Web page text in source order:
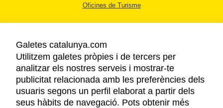
Oficines de Turisme
AVÍS LEGAL
POLÍTICA DE PRIVACITAT
COOKIES
Galetes catalunya.com
Utilitzem galetes pròpies i de tercers per
analitzar els nostres serveis i mostrar-te
publicitat relacionada amb les preferències dels
usuaris segons un perfil elaborat a partir dels
seus hàbits de navegació. Pots obtenir més